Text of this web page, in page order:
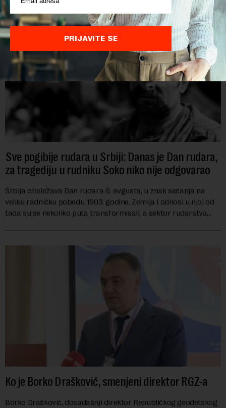
Sve pogibije rudara u Srbiji: Danas je Dan rudara,
za tragediju u rudniku Soko niko nije odgovarao
Srbija obeležava Dan rudara 6. avgusta, u znak sećanja na
veliku radničku pobedu 1903. godine. Zemlja i odnosi u njoj od
tada su se nekoliko puta transformisali, a sektor rudarstva
Ko je Borko Drašković, smenjeni direktor RGZ-a
Borko Drašković, dosadašnji direktor Republičkog geodetskog
PRIJAVITE SE